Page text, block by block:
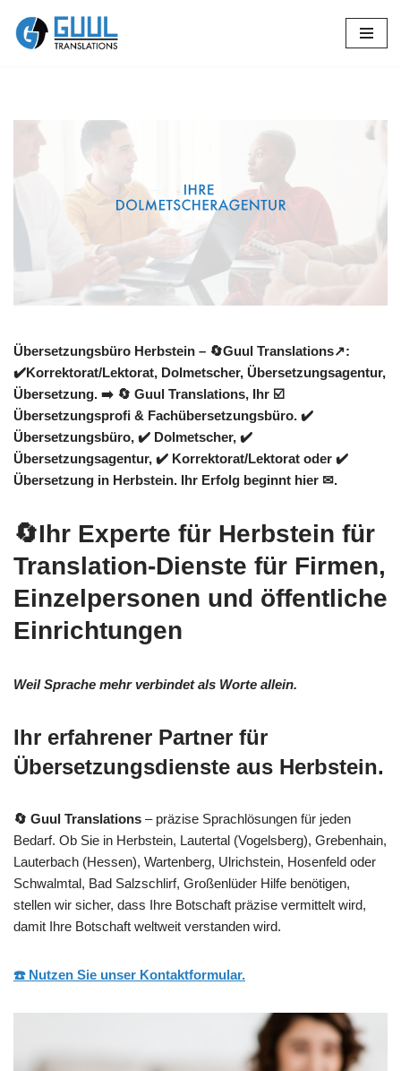
Zum
Übersetzungsbüro Herbstein – 🔄Guul Translations↗️:
✔️Korrektorat/Lektorat, Dolmetscher, Übersetzungsagentur,
Übersetzung. ➡️ 🔄 Guul Translations, Ihr ☑️
Übersetzungsprofi & Fachübersetzungsbüro. ✔️
Übersetzungsbüro, ✔️ Dolmetscher, ✔️
Übersetzungsagentur, ✔️ Korrektorat/Lektorat oder ✔️
Übersetzung in Herbstein. Ihr Erfolg beginnt hier ✉.
🔄Ihr Experte für Herbstein für
Translation-Dienste für Firmen,
Einzelpersonen und öffentliche
Einrichtungen
Weil Sprache mehr verbindet als Worte allein.
Ihr erfahrener Partner für
Übersetzungsdienste aus Herbstein.
🔄 Guul Translations – präzise Sprachlösungen für jeden
Bedarf. Ob Sie in Herbstein, Lautertal (Vogelsberg), Grebenhain,
Lauterbach (Hessen), Wartenberg, Ulrichstein, Hosenfeld oder
Schwalmtal, Bad Salzschlirf, Großenlüder Hilfe benötigen,
stellen wir sicher, dass Ihre Botschaft präzise vermittelt wird,
damit Ihre Botschaft weltweit verstanden wird.
☎️ Nutzen Sie unser Kontaktformular.